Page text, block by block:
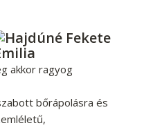
akkor ragyog
bőrápolásra és